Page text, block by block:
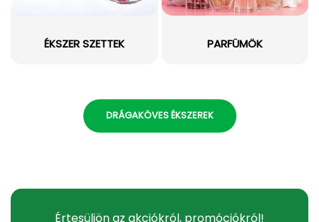
ÉKSZER SZETTEK PARFÜMÖK
DRÁGAKÖVES ÉKSZEREK
Értesüljön az akciókról, promóciókról!